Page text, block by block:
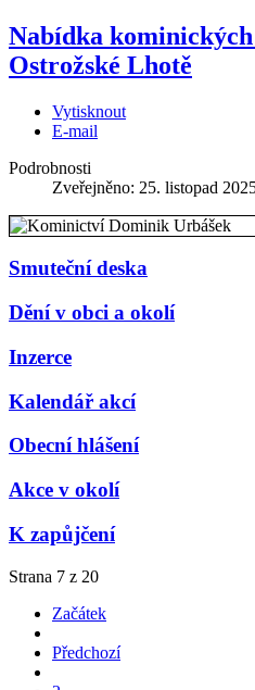
Nabídka kominických
Ostrožské Lhotě
Vytisknout
E-mail
Podrobnosti
Zveřejněno: 25. listopad
Smuteční deska
Dění v obci a okolí
Inzerce
Kalendář akcí
Obecní hlášení
Akce v okolí
K zapůjčení
Strana 7 z 20
Začátek
Předchozí